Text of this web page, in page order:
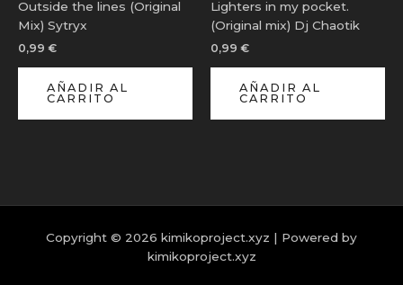
Outside the lines (Original
Mix) Sytryx
0,99 €
AÑADIR AL
CARRITO
Lighters in my pocket.
(Original mix) Dj Chaotik
0,99 €
AÑADIR AL
CARRITO
Copyright © 2026 kimikoproject.xyz | Powered by
kimikoproject.xyz